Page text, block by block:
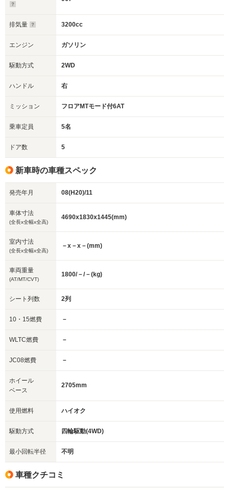
排気量 3200cc
エンジン ガソリン
駆動方式 2WD
ハンドル 右
ミッション フロアMTモード付6AT
乗車定員 5名
ドア数 5
新車時の車種スペック
発売年月 08(H20)/11
車体寸法
(全長x全幅x全高)
4690x1830x1445(mm)
室内寸法
(全長x全幅x全高)
－x－x－(mm)
車両重量
(AT/MT/CVT)
1800/－/－(kg)
シート列数 2列
10・15燃費 －
WLTC燃費 －
JC08燃費 －
ホイール
ベース
2705mm
使用燃料 ハイオク
駆動方式 四輪駆動(4WD)
最小回転半径 不明
車種クチコミ